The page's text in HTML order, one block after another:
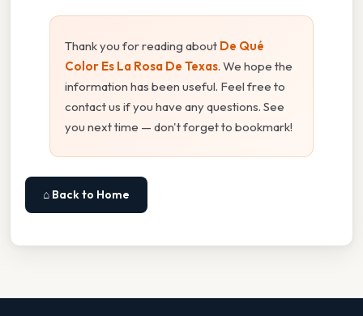
Thank you for reading about De Qué
Color Es La Rosa De Texas. We hope the
information has been useful. Feel free to
contact us if you have any questions. See
you next time — don't forget to bookmark!
⌂ Back to Home